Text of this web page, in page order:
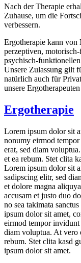
Nach der Therapie
Zuhause, um die
verbessern.
Ergotherapie kann von
perzeptiven,
psychisch-
Unsere Zulassung gilt
natürlich auch für
unsere
Ergotherapie
Lorem ipsum dolor sit
nonumy eirmod
erat, sed diam
et ea rebum. Stet clita
Lorem ipsum dolor sit
sadipscing elitr, sed
et dolore magna
accusam et justo duo
no sea takimata
ipsum dolor sit amet,
eirmod tempor invidunt
diam voluptua. At vero
rebum. Stet clita kasd
ipsum dolor sit amet.